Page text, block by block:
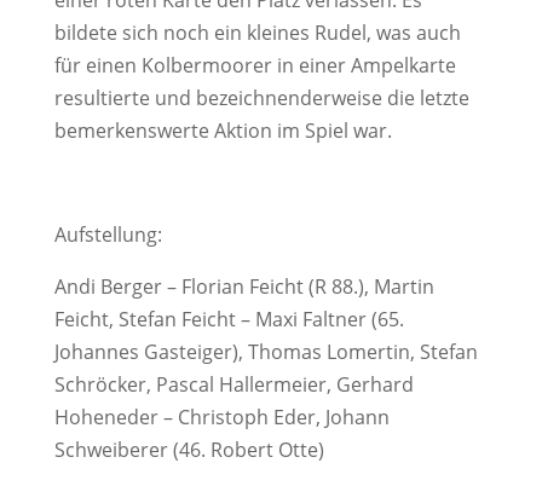
bildete sich noch ein kleines Rudel, was auch
für einen Kolbermoorer in einer Ampelkarte
resultierte und bezeichnenderweise die letzte
bemerkenswerte Aktion im Spiel war.
Aufstellung:
Andi Berger – Florian Feicht (R 88.), Martin
Feicht, Stefan Feicht – Maxi Faltner (65.
Johannes Gasteiger), Thomas Lomertin, Stefan
Schröcker, Pascal Hallermeier, Gerhard
Hoheneder – Christoph Eder, Johann
Schweiberer (46. Robert Otte)